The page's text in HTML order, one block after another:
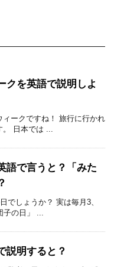
クを英語で説明しよ
ィークですね！ 旅行に行かれ
。 日本では ...
語で言うと？「みた
でしょうか？ 実は毎月3、
子の日」 ...
説明すると？